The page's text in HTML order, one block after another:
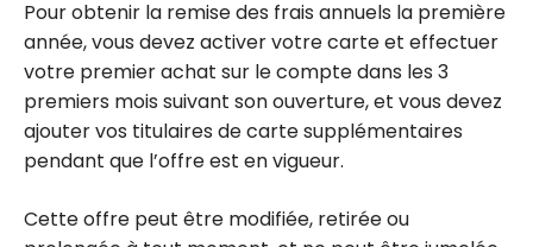
Pour obtenir la remise des frais annuels la première
année, vous devez activer votre carte et effectuer
votre premier achat sur le compte dans les 3
premiers mois suivant son ouverture, et vous devez
ajouter vos titulaires de carte supplémentaires
pendant que l’offre est en vigueur.
Cette offre peut être modifiée, retirée ou